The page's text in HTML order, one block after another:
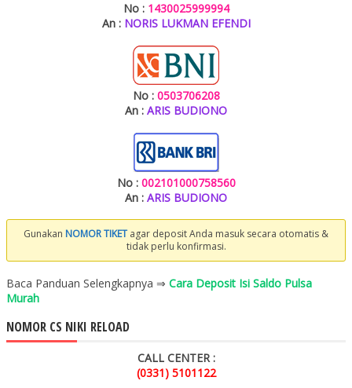
No : 1430025999994
An : NORIS LUKMAN EFENDI
No : 0503706208
An : ARIS BUDIONO
No : 002101000758560
An : ARIS BUDIONO
Gunakan NOMOR TIKET agar deposit Anda masuk secara otomatis &
tidak perlu konfirmasi.
Baca Panduan Selengkapnya ⇒ Cara Deposit Isi Saldo Pulsa
Murah
NOMOR CS NIKI RELOAD
CALL CENTER :
(0331) 5101122